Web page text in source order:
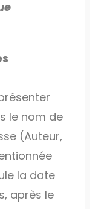
le nom de
(Auteur,
la date
après le